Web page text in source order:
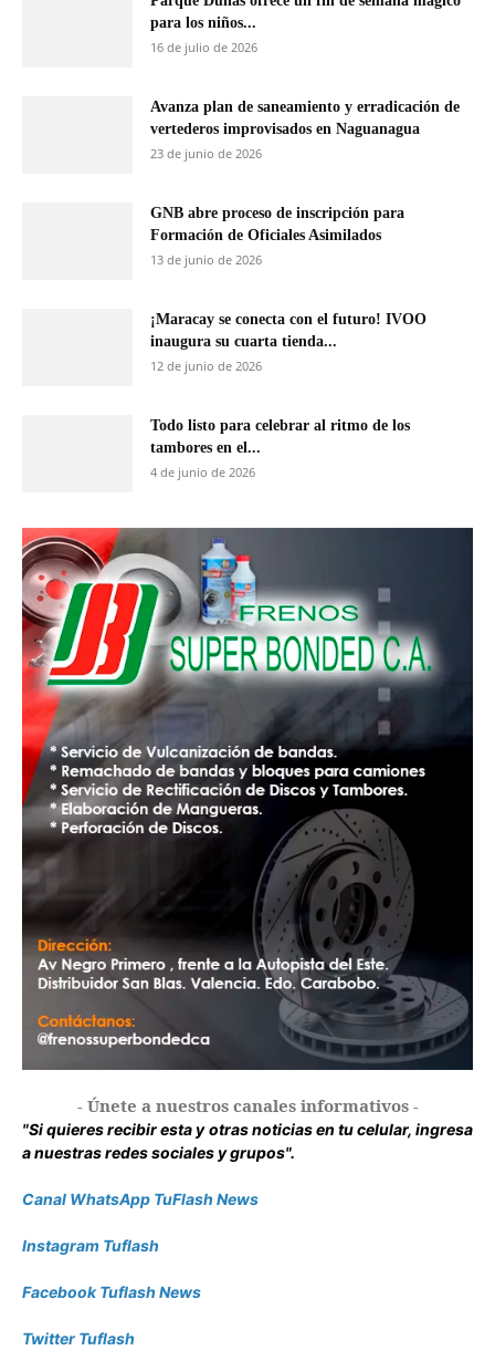
para los niños...
16 de julio de 2026
Avanza plan de saneamiento y erradicación de
vertederos improvisados en Naguanagua
23 de junio de 2026
GNB abre proceso de inscripción para
Formación de Oficiales Asimilados
13 de junio de 2026
¡Maracay se conecta con el futuro! IVOO
inaugura su cuarta tienda...
12 de junio de 2026
Todo listo para celebrar al ritmo de los
tambores en el...
4 de junio de 2026
- Únete a nuestros canales informativos -
"Si quieres recibir esta y otras noticias en tu celular, ingresa
a nuestras redes sociales y grupos".
Canal WhatsApp TuFlash News
Instagram Tuflash
Facebook Tuflash News
Twitter Tuflash